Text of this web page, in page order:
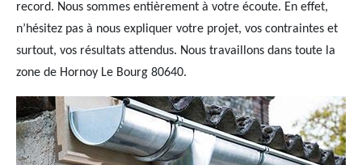
record. Nous sommes entièrement à votre écoute. En effet,
n’hésitez pas à nous expliquer votre projet, vos contraintes et
surtout, vos résultats attendus. Nous travaillons dans toute la
zone de Hornoy Le Bourg 80640.